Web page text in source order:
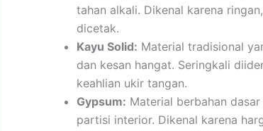
tahan alkali. Dikenal karena
dicetak.
Kayu Solid: Material tradisional
dan kesan hangat. Seringkali
keahlian ukir tangan.
Gypsum: Material berbahan
partisi interior. Dikenal karena